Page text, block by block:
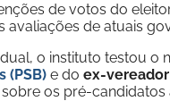
de votos do
avaliações de atuais
o instituto testou o
(PSB) e do ex-vereador
os pré-candidatos